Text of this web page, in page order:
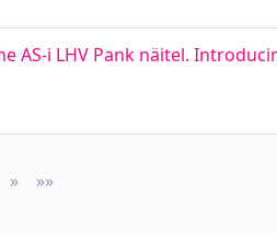
AS-i LHV Pank näitel.
» Next
»»